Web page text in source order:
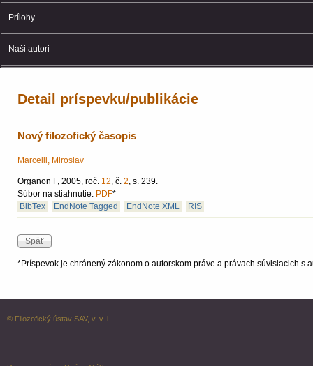
Prílohy
Naši autori
Detail príspevku/publikácie
Nový filozofický časopis
Marcelli, Miroslav
Organon F, 2005, roč. 12, č. 2, s. 239.
Súbor na stiahnutie: PDF*
BibTex
EndNote Tagged EndNote XML RIS
*Príspevok je chránený zákonom o autorskom práve a právach súvisiacich s
© Filozofický ústav SAV, v. v. i.